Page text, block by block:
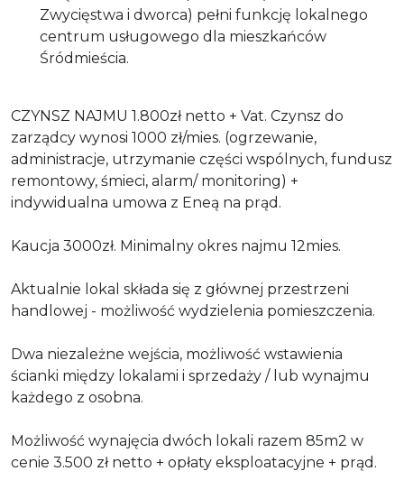
Zwycięstwa i dworca) pełni funkcję lokalnego
centrum usługowego dla mieszkańców
Śródmieścia.
CZYNSZ NAJMU 1.800zł netto + Vat. Czynsz do
zarządcy wynosi 1000 zł/mies. (ogrzewanie,
administracje, utrzymanie części wspólnych, fundusz
remontowy, śmieci, alarm/ monitoring) +
indywidualna umowa z Eneą na prąd.
Kaucja 3000zł. Minimalny okres najmu 12mies.
Aktualnie lokal składa się z głównej przestrzeni
handlowej - możliwość wydzielenia pomieszczenia.
Dwa niezależne wejścia, możliwość wstawienia
ścianki między lokalami i sprzedaży / lub wynajmu
każdego z osobna.
Możliwość wynajęcia dwóch lokali razem 85m2 w
cenie 3.500 zł netto + opłaty eksploatacyjne + prąd.